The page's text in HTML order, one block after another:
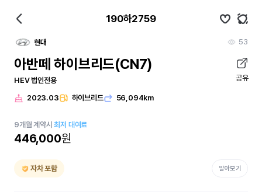
190하2759
현대 53
아반떼 하이브리드(CN7)
HEV 법인전용 공유
2023.03 하이브리드 56,094km
9개월 계약시최저 대여료
446,000원
자차 포함 알아보기